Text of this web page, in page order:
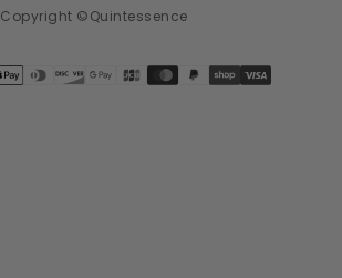
Copyright ©Quintessence
Méthodes